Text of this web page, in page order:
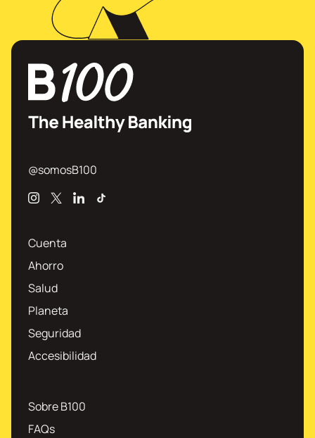
@somosB100
InstagramLinkedin
Cuenta
Ahorro
Salud
Planeta
Seguridad
Accesibilidad
Sobre B100
FAQs